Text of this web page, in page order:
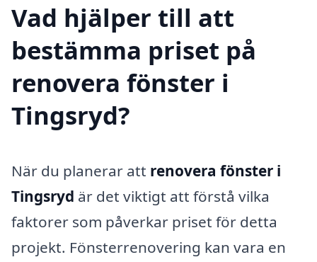
Vad hjälper till att
bestämma priset på
renovera fönster i
Tingsryd?
När du planerar att renovera fönster i
Tingsryd är det viktigt att förstå vilka
faktorer som påverkar priset för detta
projekt. Fönsterrenovering kan vara en